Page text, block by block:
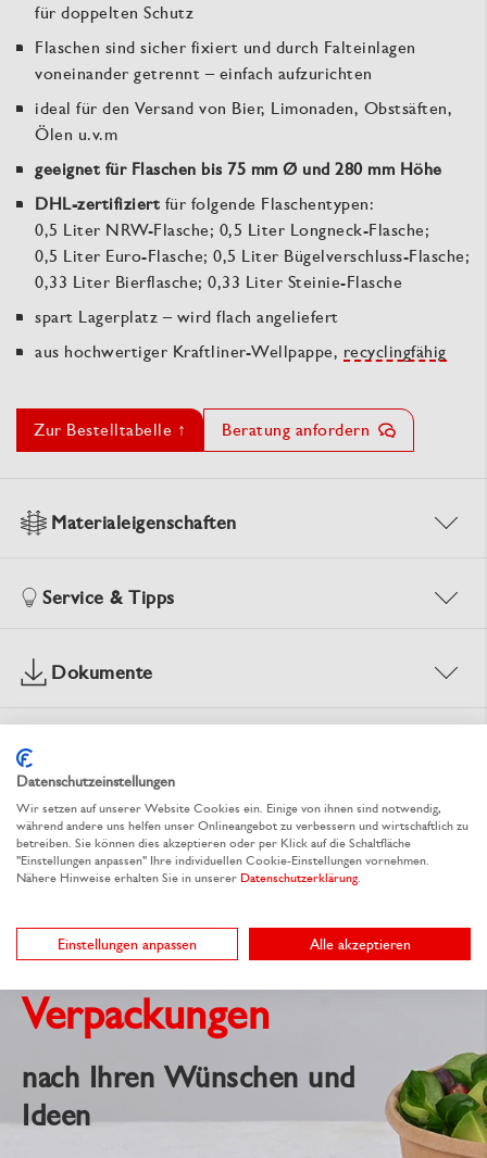
für doppelten Schutz
Flaschen sind sicher fixiert und durch Falteinlagen
voneinander getrennt – einfach aufzurichten
ideal für den Versand von Bier, Limonaden, Obstsäften,
Ölen u.v.m
geeignet für Flaschen bis 75 mm Ø und 280 mm Höhe
DHL-zertifiziert für folgende Flaschentypen:
0,5 Liter NRW-Flasche; 0,5 Liter Longneck-Flasche;
0,5 Liter Euro-Flasche; 0,5 Liter Bügelverschluss-Flasche;
0,33 Liter Bierflasche; 0,33 Liter Steinie-Flasche
spart Lagerplatz – wird flach angeliefert
aus hochwertiger Kraftliner-Wellpappe, recyclingfähig
Zur Bestelltabelle ↑ Beratung anfordern
Materialeigenschaften
Service & Tipps
Dokumente
Sie möchten dieses Produkt individualisieren?
Individuelle
Verpackungen
nach Ihren Wünschen und
Ideen
Datenschutzeinstellungen
Wir setzen auf unserer Website Cookies ein. Einige von ihnen sind notwendig,
während andere uns helfen unser Onlineangebot zu verbessern und wirtschaftlich zu
betreiben. Sie können dies akzeptieren oder per Klick auf die Schaltfläche
"Einstellungen anpassen" Ihre individuellen Cookie-Einstellungen vornehmen.
Nähere Hinweise erhalten Sie in unserer Datenschutzerklärung
Einstellungen anpassen Alle akzeptieren